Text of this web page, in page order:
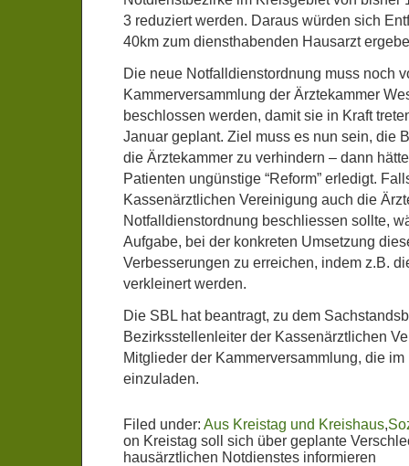
3 reduziert werden. Daraus würden sich
40km zum diensthabenden Hausarzt
Die neue Notfalldienstordnung muss noch
Kammerversammlung der Ärztekammer
beschlossen werden, damit sie in Kraft
Januar geplant. Ziel muss es nun sein, die
die Ärztekammer zu verhindern – dann
Patienten ungünstige “Reform” erledigt.
Kassenärztlichen Vereinigung auch die
Notfalldienstordnung beschliessen sollte,
Aufgabe, bei der konkreten Umsetzung
Verbesserungen zu erreichen, indem z.B.
verkleinert werden.
Die SBL hat beantragt, zu dem
Bezirksstellenleiter der Kassenärztlichen
Mitglieder der Kammerversammlung, die
einzuladen.
Filed under: Aus Kreistag und Kreishaus,
on Kreistag soll sich über geplante
hausärztlichen Notdienstes informieren